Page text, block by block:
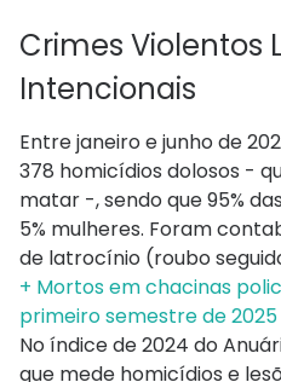
Crimes Violentos
Intencionais
Entre janeiro e junho de
378 homicídios dolosos -
matar -, sendo que 95%
5% mulheres. Foram
de latrocínio (roubo
+ Mortos em chacinas
primeiro semestre de 2025
No índice de 2024 do
que mede homicídios e